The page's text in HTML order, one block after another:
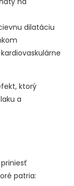
dilatáciu
ktorý
a
patria: